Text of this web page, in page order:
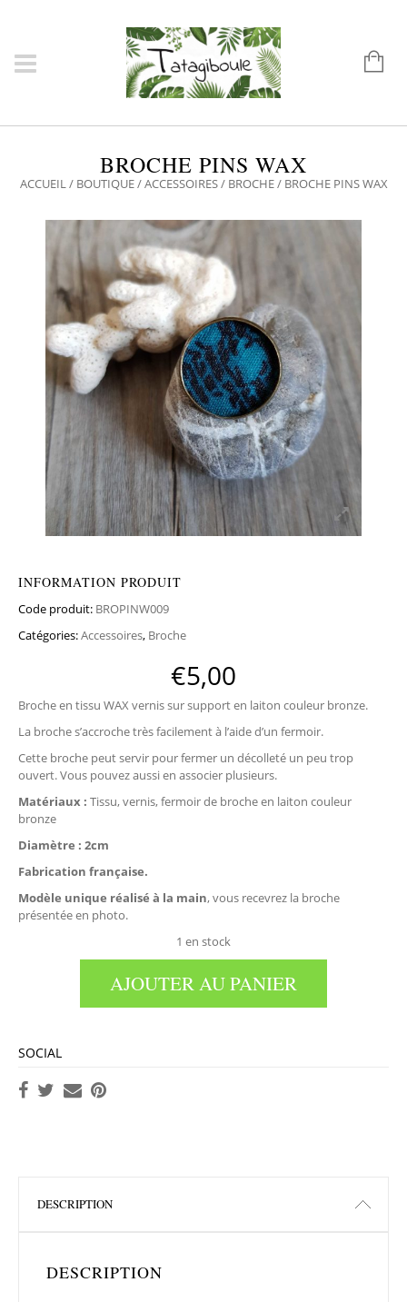
BROCHE PINS WAX
ACCUEIL/ BOUTIQUE/ACCESSOIRES/ BROCHE/ BROCHE PINS WAX
INFORMATION PRODUIT
Code produit: BROPINW009
Catégories:Accessoires, Broche
€5,00
Broche en tissu WAX vernis sur support en laiton couleur bronze.
La broche s’accroche très facilement à l’aide d’un fermoir.
Cette broche peut servir pour fermer un décolleté un peu trop
ouvert. Vous pouvez aussi en associer plusieurs.
Matériaux : Tissu, vernis, fermoir de broche en laiton couleur
bronze
Diamètre : 2cm
Fabrication française.
Modèle unique réalisé à la main, vous recevrez la broche
présentée en photo.
1 en stock
AJOUTER AU PANIER
SOCIAL
DESCRIPTION
DESCRIPTION